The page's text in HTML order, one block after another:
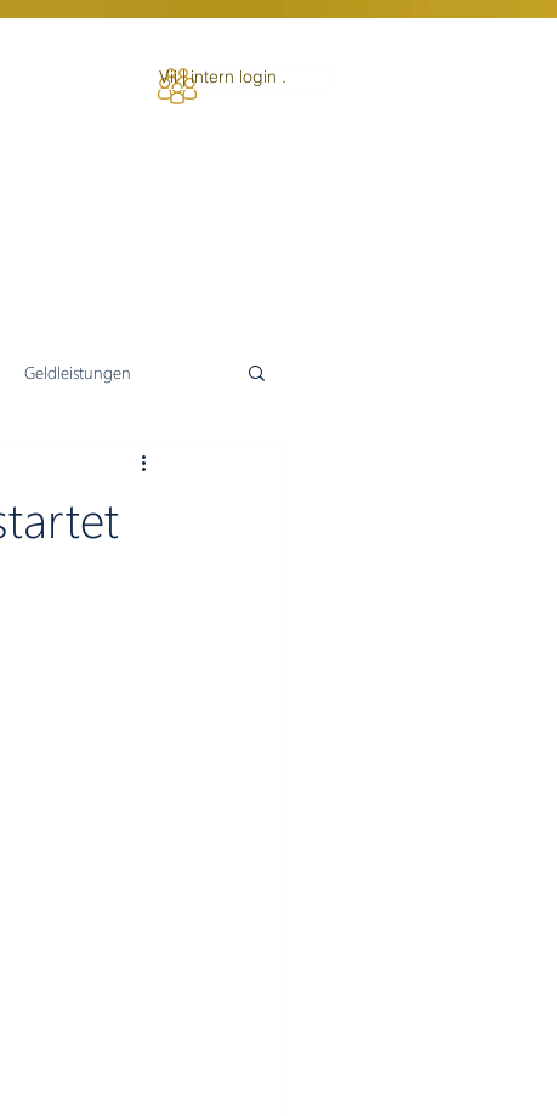
Vii | intern login .
Geldleistungen